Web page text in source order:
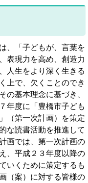
、「子どもが、言葉を
表現力を高め、創造力
人生をより深く生きる
上で、欠くことのでき
の基本理念に基づき、
年度に「豊橋市子ども
（第一次計画）を策定
な読書活動を推進して
画では、第一次計画の
、平成２３年度以降の
いくために策定するも
（案）に対する皆様の